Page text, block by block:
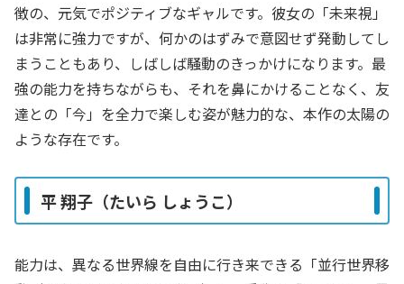
徴の、元気でポジティブなギャルです。彼女の「未来視」
は非常に強力ですが、何かのはずみで意図せず発動してし
まうこともあり、しばしば騒動のきっかけになります。最
強の能力を持ちながらも、それを鼻にかけることなく、友
達との「今」を全力で楽しむ姿が魅力的な、本作の太陽の
ような存在です。
平 翔子（たいら しょうこ）
能力は、異なる世界線を自由に行き来できる「並行世界移